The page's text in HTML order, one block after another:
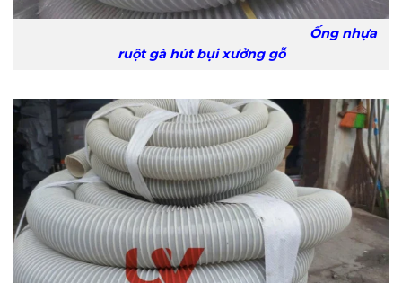
Ống nhựa
ruột gà hút bụi xưởng gỗ